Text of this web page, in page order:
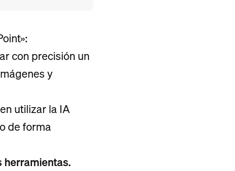
con precisión un
y
utilizar la IA
de forma
herramientas.